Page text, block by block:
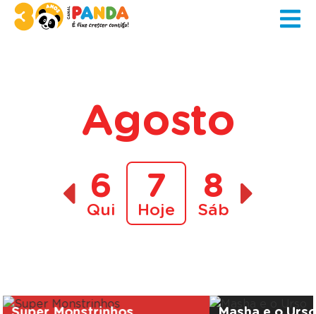
Agosto
6
Qui
7
Hoje
8
Sáb